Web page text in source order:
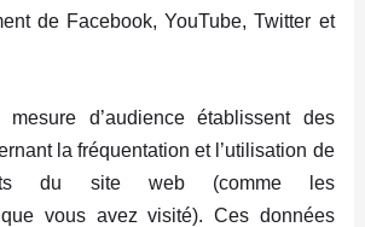
de Facebook, YouTube, Twitter et
d’audience établissent des
la fréquentation et l’utilisation de
du site web (comme les
vous avez visité). Ces données